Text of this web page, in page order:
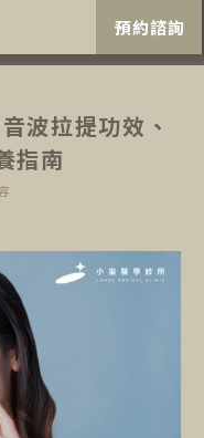
預約諮詢
波拉提功效、
指南